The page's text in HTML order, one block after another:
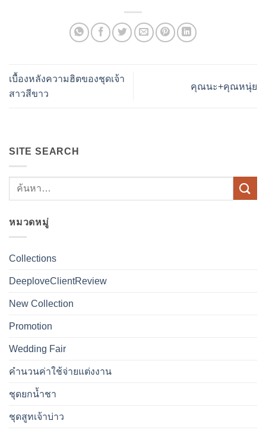
เบื้องหลังความฮิตของชุดเจ้า
สาวสีขาว
คุณนะ+คุณหนุ่ย
SITE SEARCH
หมวดหมู่
Collections
DeeploveClientReview
New Collection
Promotion
Wedding Fair
คำนวนค่าใช้จ่ายแต่งงาน
ชุดยกน้ำชา
ชุดสูทเจ้าบ่าว